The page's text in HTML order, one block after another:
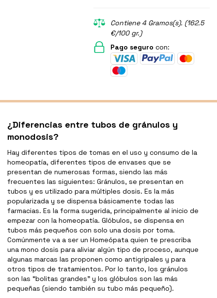
Contiene 4 Gramos(s). (162.5
€/100 gr.)
Pago seguro con:
¿Diferencias entre tubos de gránulos y
monodosis?
Hay diferentes tipos de tomas en el uso y consumo de la
homeopatía, diferentes tipos de envases que se
presentan de numerosas formas, siendo las más
frecuentes las siguientes: Gránulos, se presentan en
tubos y es utilizado para múltiples dosis. Es la más
popularizada y se dispensa básicamente todas las
farmacias. Es la forma sugerida, principalmente al inicio de
empezar con la homeopatía. Glóbulos, se dispensa en
tubos más pequeños con solo una dosis por toma.
Comúnmente va a ser un Homeópata quien te prescriba
una mono dosis para aliviar algún tipo de proceso, aunque
algunas marcas las proponen como antigripales y para
otros tipos de tratamientos. Por lo tanto, los gránulos
son las “bolitas grandes” y los glóbulos son las más
pequeñas (siendo también su tubo más pequeño).